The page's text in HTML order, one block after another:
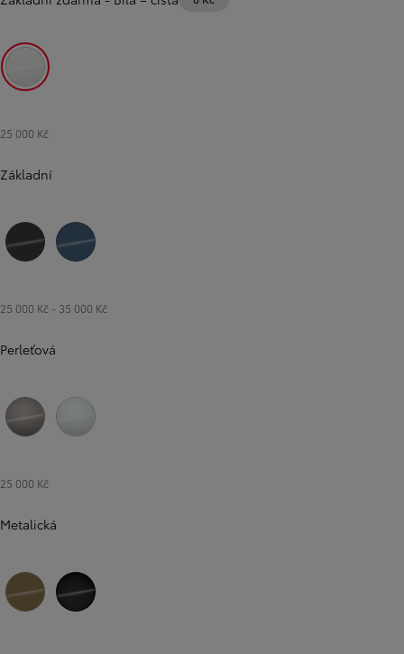
Bílá – čistá
25 000 Kč
Základní
25 000 Kč - 35 000 Kč
Perleťová
25 000 Kč
Metalická